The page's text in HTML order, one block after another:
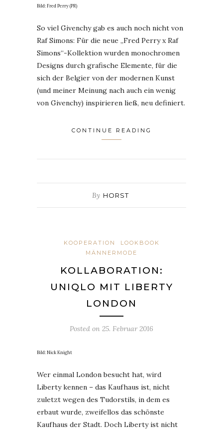
Bild: Fred Perry (PR)
So viel Givenchy gab es auch noch nicht von
Raf Simons: Für die neue „Fred Perry x Raf
Simons“-Kollektion wurden monochromen
Designs durch grafische Elemente, für die
sich der Belgier von der modernen Kunst
(und meiner Meinung nach auch ein wenig
von Givenchy) inspirieren ließ, neu definiert.
CONTINUE READING
By HORST
KOOPERATION
LOOKBOOK
MÄNNERMODE
KOLLABORATION:
UNIQLO MIT LIBERTY
LONDON
Posted on 25. Februar 2016
Bild: Nick Knight
Wer einmal London besucht hat, wird
Liberty kennen – das Kaufhaus ist, nicht
zuletzt wegen des Tudorstils, in dem es
erbaut wurde, zweifellos das schönste
Kaufhaus der Stadt. Doch Liberty ist nicht